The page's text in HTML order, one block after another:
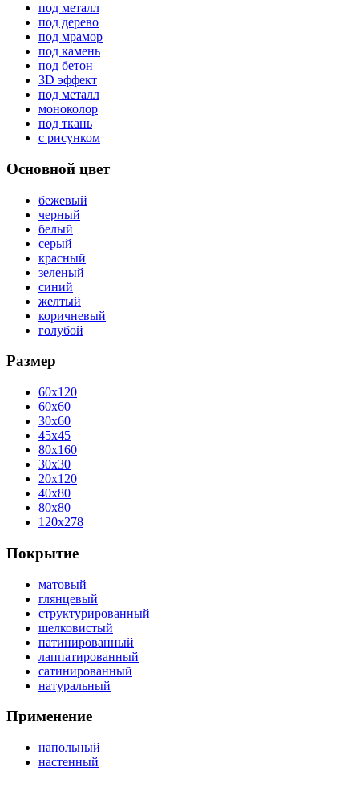
под металл
под дерево
под мрамор
под камень
под бетон
3D эффект
под металл
моноколор
под ткань
с рисунком
Основной цвет
бежевый
черный
белый
серый
красный
зеленый
синий
желтый
коричневый
голубой
Размер
60x120
60x60
30x60
45x45
80x160
30x30
20x120
40x80
80x80
120x278
Покрытие
матовый
глянцевый
структурированный
шелковистый
патинированный
лаппатированный
сатинированный
натуральный
Применение
напольный
настенный